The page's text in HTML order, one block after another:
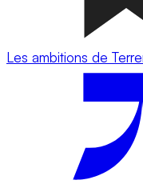
Les ambitions de